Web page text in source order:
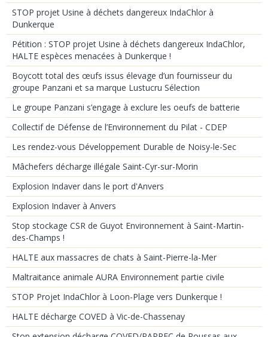
STOP projet Usine à déchets dangereux IndaChlor à
Dunkerque
Pétition : STOP projet Usine à déchets dangereux IndaChlor,
HALTE espèces menacées à Dunkerque !
Boycott total des œufs issus élevage d’un fournisseur du
groupe Panzani et sa marque Lustucru Sélection
Le groupe Panzani s’engage à exclure les oeufs de batterie
Collectif de Défense de l’Environnement du Pilat - CDEP
Les rendez-vous Développement Durable de Noisy-le-Sec
Mâchefers décharge illégale Saint-Cyr-sur-Morin
Explosion Indaver dans le port d'Anvers
Explosion Indaver à Anvers
Stop stockage CSR de Guyot Environnement à Saint-Martin-
des-Champs !
HALTE aux massacres de chats à Saint-Pierre-la-Mer
Maltraitance animale AURA Environnement partie civile
STOP Projet IndaChlor à Loon-Plage vers Dunkerque !
HALTE décharge COVED à Vic-de-Chassenay